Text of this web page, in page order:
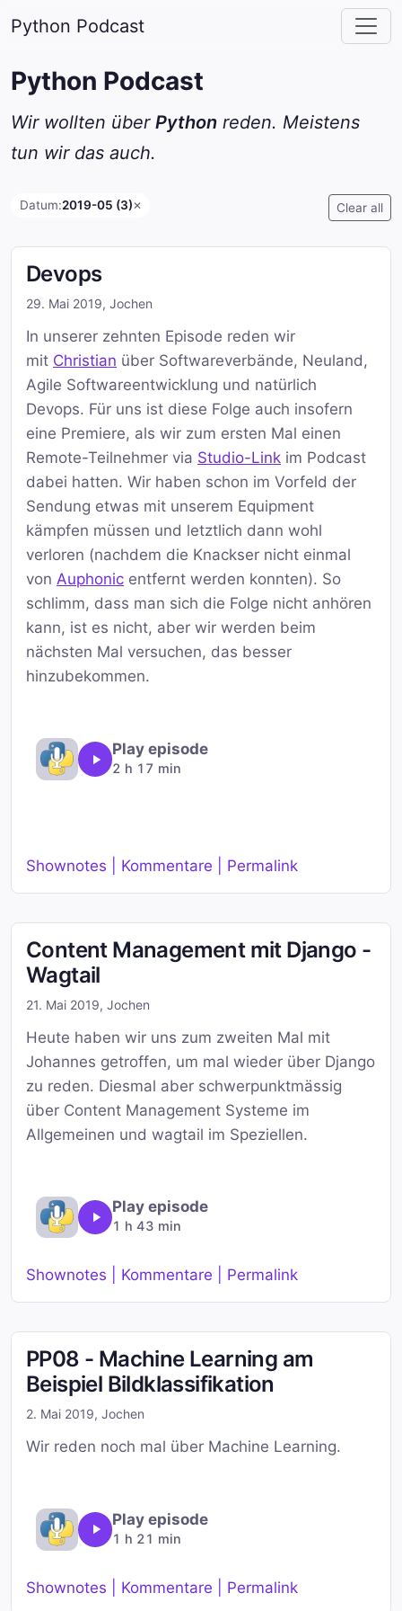
Python Podcast
Python Podcast
Wir wollten über Python reden. Meistens
tun wir das auch.
Datum:2019-05 (3)✕ Clear all
Devops
29. Mai 2019, Jochen
In unserer zehnten Episode reden wir
mit Christian über Softwareverbände, Neuland,
Agile Softwareentwicklung und natürlich
Devops. Für uns ist diese Folge auch insofern
eine Premiere, als wir zum ersten Mal einen
Remote-Teilnehmer via Studio-Link im Podcast
dabei hatten. Wir haben schon im Vorfeld der
Sendung etwas mit unserem Equipment
kämpfen müssen und letztlich dann wohl
verloren (nachdem die Knackser nicht einmal
von Auphonic entfernt werden konnten). So
schlimm, dass man sich die Folge nicht anhören
kann, ist es nicht, aber wir werden beim
nächsten Mal versuchen, das besser
hinzubekommen.
Play episode
2 h 17 min
Shownotes | Kommentare | Permalink
Content Management mit Django -
Wagtail
21. Mai 2019, Jochen
Heute haben wir uns zum zweiten Mal mit
Johannes getroffen, um mal wieder über Django
zu reden. Diesmal aber schwerpunktmässig
über Content Management Systeme im
Allgemeinen und wagtail im Speziellen.
Play episode
1 h 43 min
Shownotes | Kommentare | Permalink
PP08 - Machine Learning am
Beispiel Bildklassifikation
2. Mai 2019, Jochen
Wir reden noch mal über Machine Learning.
Play episode
1 h 21 min
Shownotes | Kommentare | Permalink